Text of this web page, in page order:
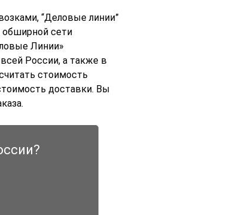
“Деловые линии”
обширной сети
Линии»
России, а также в
стоимость
доставки. Вы